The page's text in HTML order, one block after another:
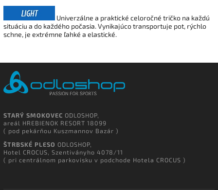
Univerzálne a praktické celoročné tričko na každú
situáciu a do každého počasia. Vynikajúco transportuje pot, rýchlo
schne, je extrémne ľahké a elastické.
STARÝ SMOKOVEC ODLOSHOP,
areál HREBIENOK RESORT 18099
( pod pekárňou Kuszmannov Bazár )
ŠTRBSKÉ PLESO ODLOSHOP,
Hotel CROCUS, Szentiványho 4078/11
( pri centrálnom parkovisku v podchode Hotela CROCUS )